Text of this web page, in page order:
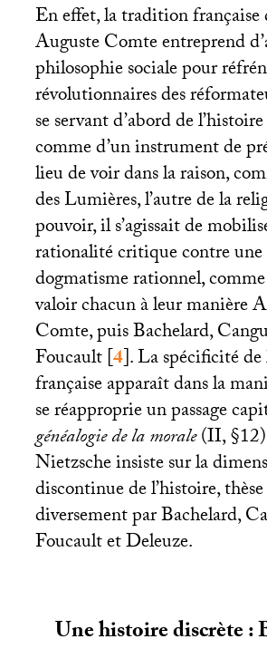
En effet, la tradition française
Auguste Comte entreprend
philosophie sociale pour
révolutionnaires des
se servant d’abord de
comme d’un instrument de
lieu de voir dans la raison,
des Lumières, l’autre de la
pouvoir, il s’agissait de
rationalité critique contre
dogmatisme rationnel,
valoir chacun à leur manière
Comte, puis Bachelard,
Foucault[4]. La spécificité de
française apparaît dans la
se réapproprie un passage
généalogie de la morale(II,
Nietzsche insiste sur la
discontinue de l’histoire,
diversement par Bachelard,
Foucault et Deleuze.
Une histoire discrète :